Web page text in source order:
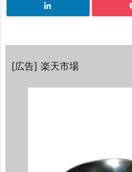
[広告] 楽天市場